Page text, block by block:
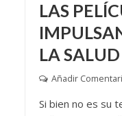
LAS
LA
Añadir
Si bien no es su